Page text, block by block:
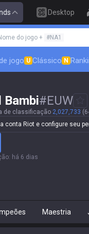
Desktop
um invocador
do jogo + #NA1
jogo U Clássico N
Bambi#EUW
de classificação 2,027,733
conta Riot e configure seu
: há 6 dias
Maestria